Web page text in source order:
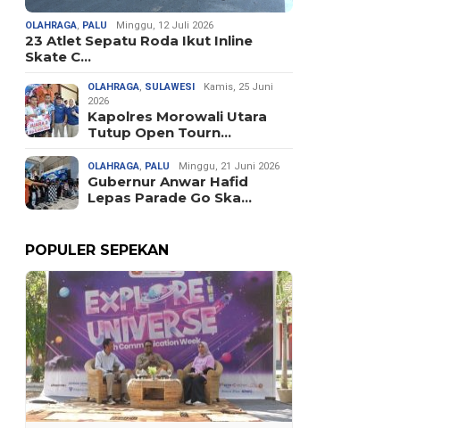
OLAHRAGA PALU Minggu, 12 Juli 2026
23 Atlet Sepatu Roda Ikut Inline
Skate C…
OLAHRAGA SULAWESI
Kamis, 25 Juni
2026
Kapolres Morowali Utara
Tutup Open Tourn…
OLAHRAGA PALU Minggu, 21 Juni 2026
Gubernur Anwar Hafid
Lepas Parade Go Ska…
POPULER SEPEKAN